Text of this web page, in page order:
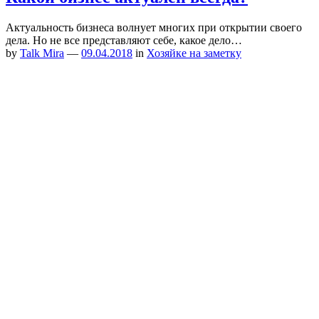
Актуальность бизнеса волнует многих при открытии своего
дела. Но не все представляют себе, какое дело…
by Talk Mira — 09.04.2018 in Хозяйке на заметку